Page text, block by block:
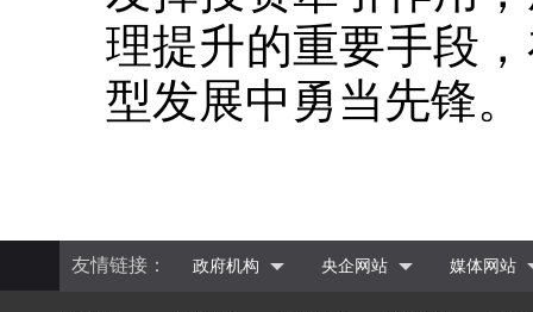
理提升的重要手段
型发展中勇当先锋。
友情链接： 政府机构 央企网站 媒体网站